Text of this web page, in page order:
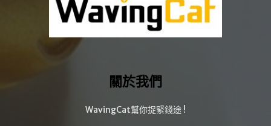
關於我們
WavingCat幫你捉緊錢途 !